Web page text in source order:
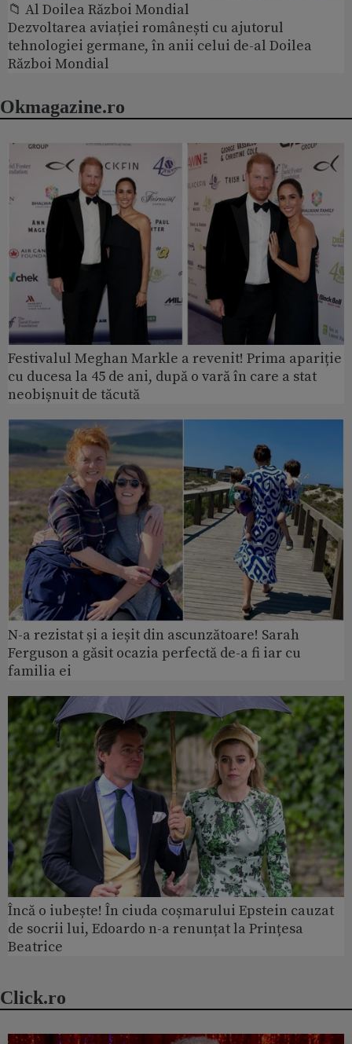
📁 Al Doilea Război Mondial
Dezvoltarea aviației românești cu ajutorul
tehnologiei germane, în anii celui de-al Doilea
Război Mondial
Okmagazine.ro
Festivalul Meghan Markle a revenit! Prima apariție
cu ducesa la 45 de ani, după o vară în care a stat
neobișnuit de tăcută
N-a rezistat și a ieșit din ascunzătoare! Sarah
Ferguson a găsit ocazia perfectă de-a fi iar cu
familia ei
Încă o iubește! În ciuda coșmarului Epstein cauzat
de socrii lui, Edoardo n-a renunțat la Prințesa
Beatrice
Click.ro